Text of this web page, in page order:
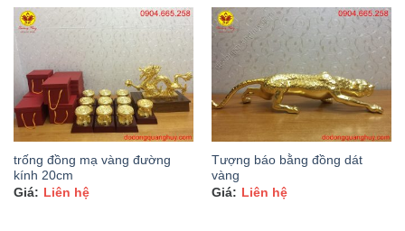
trống đồng mạ vàng đường
kính 20cm
Liên hệ
Tượng báo bằng đồng dát
vàng
Liên hệ